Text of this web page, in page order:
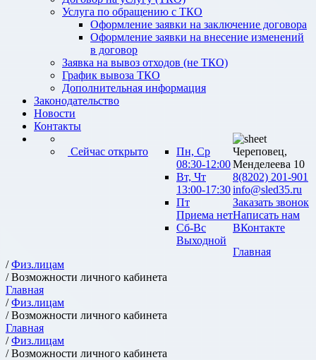
Услуга по обращению с ТКО
Оформление заявки на заключение договора
Оформление заявки на внесение изменений
в договор
Заявка на вывоз отходов (не ТКО)
График вывоза ТКО
Дополнительная информация
Законодательство
Новости
Контакты
Сейчас открыто
Пн, Ср
08:30-12:00
Вт, Чт
13:00-17:30
Пт
Приема нет
Сб-Вс
Выходной
Череповец,
Менделеева 10
8(8202) 201-901
info@sled35.ru
Заказать звонок
Написать нам
ВКонтакте
Главная
/Физ.лицам
/ Возможности личного кабинета
Главная
/Физ.лицам
/ Возможности личного кабинета
Главная
/Физ.лицам
/ Возможности личного кабинета